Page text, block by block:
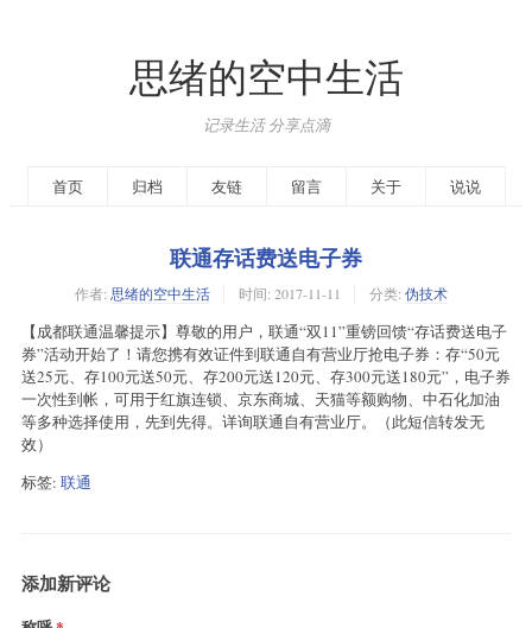
思绪的空中生活
记录生活 分享点滴
首页 归档 友链 留言 关于 说说
联通存话费送电子券
作者: 思绪的空中生活 时间: 2017-11-11 分类: 伪技术
【成都联通温馨提示】尊敬的用户，联通“双11”重镑回馈“存话费送电子
券”活动开始了！请您携有效证件到联通自有营业厅抢电子券：存“50元
送25元、存100元送50元、存200元送120元、存300元送180元”，电子券
一次性到帐，可用于红旗连锁、京东商城、天猫等额购物、中石化加油
等多种选择使用，先到先得。详询联通自有营业厅。（此短信转发无
效）
标签: 联通
添加新评论